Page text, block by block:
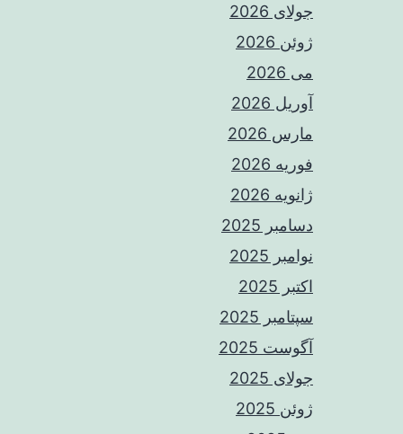
جولای 2026
ژوئن 2026
می 2026
آوریل 2026
مارس 2026
فوریه 2026
ژانویه 2026
دسامبر 2025
نوامبر 2025
اکتبر 2025
سپتامبر 2025
آگوست 2025
جولای 2025
ژوئن 2025